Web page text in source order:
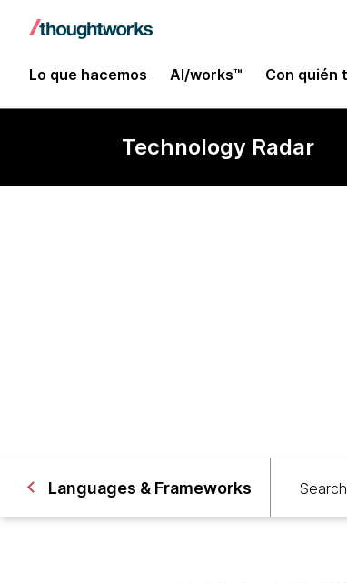
Lo que hacemos AI/works™ Con quién
Technology Radar
Languages & Frameworks Search